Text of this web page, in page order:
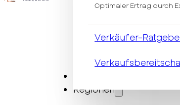
Optimaler Ertrag durch
Verkäufer-
Regionen